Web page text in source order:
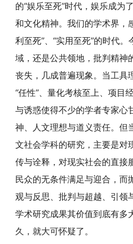
的“娱乐至死”时代，娱乐成为
和文化精神。我们的学术界，
利至死”、“实用至死”的时代
域，还是公共领地，批判精神
丧失，几成普遍现象。当工具
“任性”、量化考核至上、项目
与诱惑使得不少的学者专家心
神、人文理想与道义责任。但
文社会学科的研究，主要是对
传与诠释，对现实社会的直接
民众的无条件满足与迎合，而
观与反思、批判与超越、引领
学术研究成果其价值到底有多
久，就大可怀疑了。